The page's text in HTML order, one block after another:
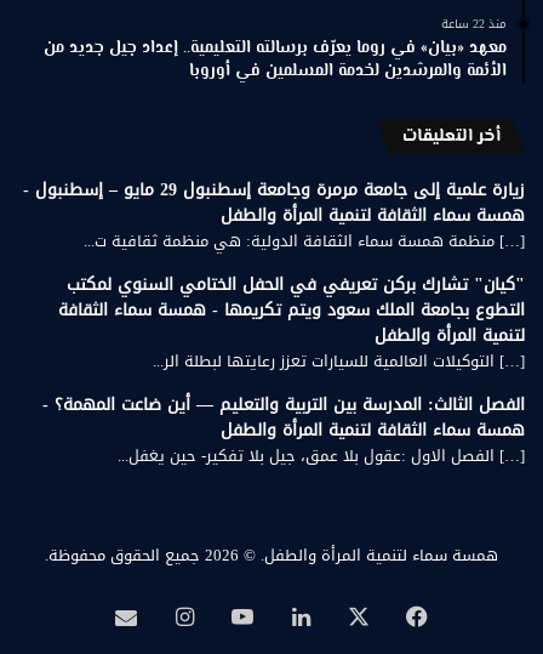
منذ 22 ساعة
معهد «بيان» في روما يعرّف برسالته التعليمية.. إعداد جيل جديد من
الأئمة والمرشدين لخدمة المسلمين في أوروبا
أخر التعليقات
زيارة علمية إلى جامعة مرمرة وجامعة إسطنبول 29 مايو – إسطنبول -
همسة سماء الثقافة لتنمية المرأة والطفل
[…] منظمة همسة سماء الثقافة الدولية: هي منظمة ثقافية ت...
"كيان" تشارك بركن تعريفي في الحفل الختامي السنوي لمكتب
التطوع بجامعة الملك سعود ويتم تكريمها - همسة سماء الثقافة
لتنمية المرأة والطفل
[…] التوكيلات العالمية للسيارات تعزز رعايتها لبطلة الر...
الفصل الثالث: المدرسة بين التربية والتعليم — أين ضاعت المهمة؟ -
همسة سماء الثقافة لتنمية المرأة والطفل
[…] الفصل الاول :عقول بلا عمق، جيل بلا تفكير- حين يغفل...
همسة سماء لتنمية المرأة والطفل. © 2026 جميع الحقوق محفوظة.
فيسبوك لينكدإن‫YouTubeانستقرامبريد